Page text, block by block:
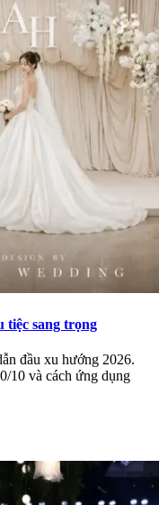
tiệc sang trọng
đầu xu hướng 2026.
10 và cách ứng dụng